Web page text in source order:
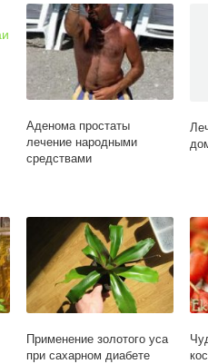
Аденома простаты
лечение народными
средствами
Применение золотого уса
при сахарном диабете